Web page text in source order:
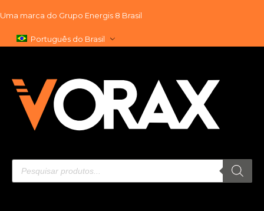
para
Uma marca do Grupo Energis 8 Brasil
Português do Brasil